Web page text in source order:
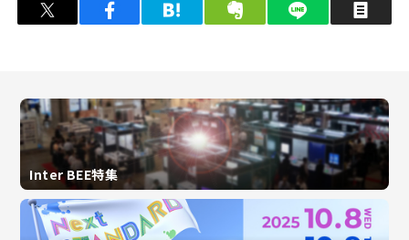
ツイート シェア はてブ クリップ LINEで送る
Inter BEE特集